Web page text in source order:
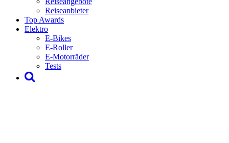
Reiseanbieter
Top Awards
Elektro
E-Bikes
E-Roller
E-Motorräder
Tests